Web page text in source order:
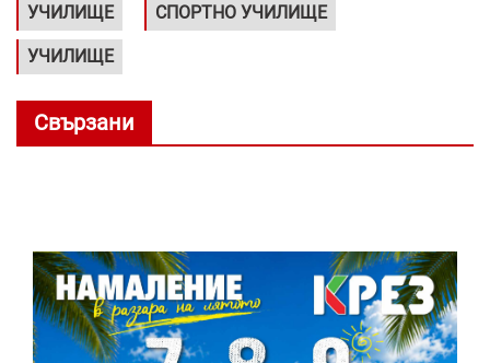
УЧИЛИЩЕ СПОРТНО УЧИЛИЩЕ
УЧИЛИЩЕ
Свързани